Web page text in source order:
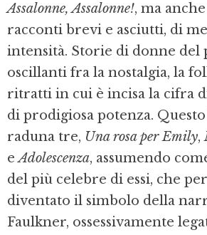
Assalonne, Assalonne!, ma
racconti brevi e asciutti, di
intensità. Storie di donne del
oscillanti fra la nostalgia, la
ritratti in cui è incisa la cifra
di prodigiosa potenza.
raduna tre, Una rosa per Emily,
eAdolescenza, assumendo
del più celebre di essi, che
diventato il simbolo della
Faulkner, ossessivamente